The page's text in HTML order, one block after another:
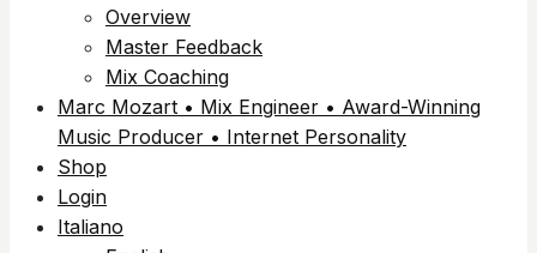
Overview
Master Feedback
Mix Coaching
Marc Mozart • Mix Engineer • Award-Winning
Music Producer • Internet Personality
Shop
Login
Italiano